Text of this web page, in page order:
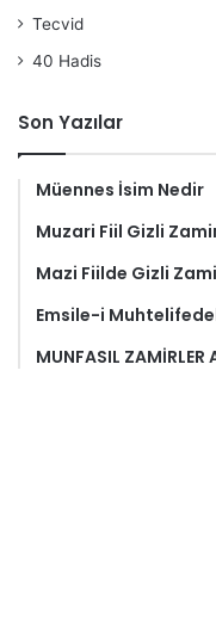
Tecvid
40 Hadis
Son Yazılar
Müennes İsim Nedir
Muzari Fiil Gizli
Mazi Fiilde Gizli
Emsile-i
MUNFASIL